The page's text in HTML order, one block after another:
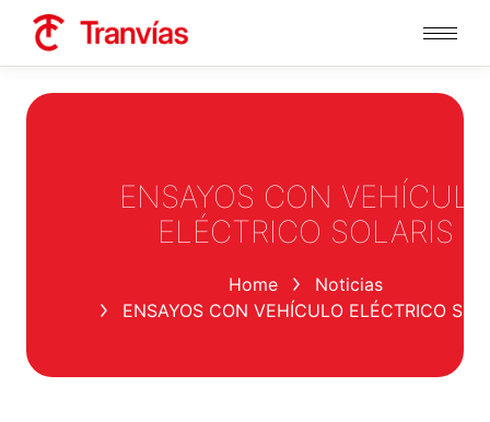
ENSAYOS CON
ELÉCTRICO SOLARIS
Home
Noticias
ENSAYOS CON VEHÍCULO ELÉCTRICO